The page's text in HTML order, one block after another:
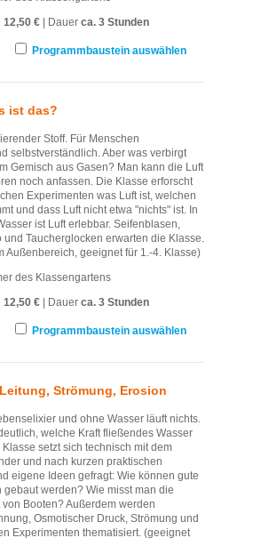
12,50 € | Dauer ca. 3 Stunden
Programmbaustein auswählen
ist das?
Stoff. Für Menschen
selbstverständlich. Aber was verbirgt
Gemisch aus Gasen? Man kann die Luft
noch anfassen. Die Klasse erforscht
Experimenten was Luft ist, welchen
und dass Luft nicht etwa "nichts" ist. In
ist Luft erlebbar. Seifenblasen,
und Taucherglocken erwarten die Klasse.
Außenbereich, geeignet für 1.-4. Klasse)
des Klassengartens
12,50 € | Dauer ca. 3 Stunden
Programmbaustein auswählen
Strömung, Erosion
und ohne Wasser läuft nichts.
welche Kraft fließendes Wasser
setzt sich technisch mit dem
und nach kurzen praktischen
eigene Ideen gefragt: Wie können gute
gebaut werden? Wie misst man die
Booten? Außerdem werden
Osmotischer Druck, Strömung und
Experimenten thematisiert. (geeignet